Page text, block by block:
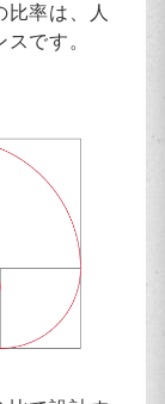
比率は、人
です。